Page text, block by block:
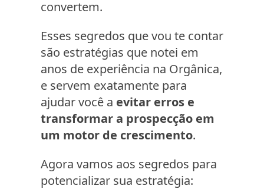
convertem.
Esses segredos que vou te contar
são estratégias que notei em
anos de experiência na Orgânica,
e servem exatamente para
ajudar você a evitar erros e
transformar a prospecção em
um motor de crescimento.
Agora vamos aos segredos para
potencializar sua estratégia: